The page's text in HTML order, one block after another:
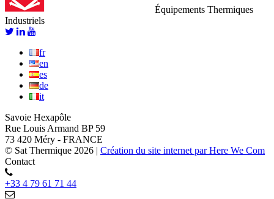
Équipements Thermiques
Industriels
fr
en
es
de
it
Savoie Hexapôle
Rue Louis Armand BP 59
73 420 Méry - FRANCE
© Sat Thermique 2026 | Création du site internet par Here We Com
Contact
+33 4 79 61 71 44